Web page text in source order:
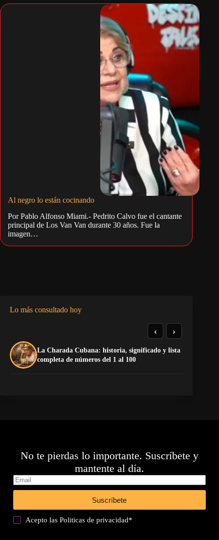
Al negro lo están cocinando
Por Pablo Alfonso Miami.- Pedrito Calvo fue el cantante
principal de Los Van Van durante 30 años. Fue la
imagen…
Lo más consultado hoy
La Charada Cubana: historia, significado y lista
completa de números del 1 al 100
‹ ›
No te pierdas lo importante. Suscríbete y
mantente al día.
Suscríbete
Acepto lasPoliticas de privacidad*